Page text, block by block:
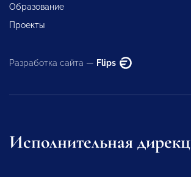
Образование
Проекты
Разработка сайта — Flips
Исполнительная